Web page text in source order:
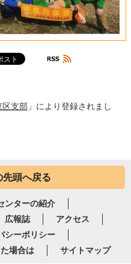
支部 」により登録されまし
先頭へ戻る
ンターの紹介
広報誌
アクセス
シーポリシー
場合は
サイトマップ